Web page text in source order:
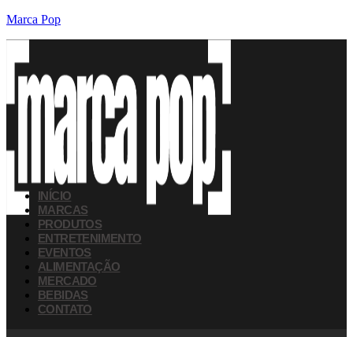
Marca Pop
INÍCIO
MARCAS
PRODUTOS
ENTRETENIMENTO
EVENTOS
ALIMENTAÇÃO
MERCADO
BEBIDAS
CONTATO